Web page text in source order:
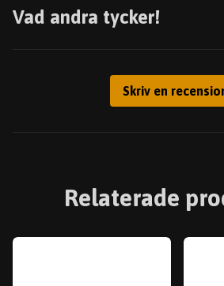
Vad andra tycker!
Skriv en
Relaterade